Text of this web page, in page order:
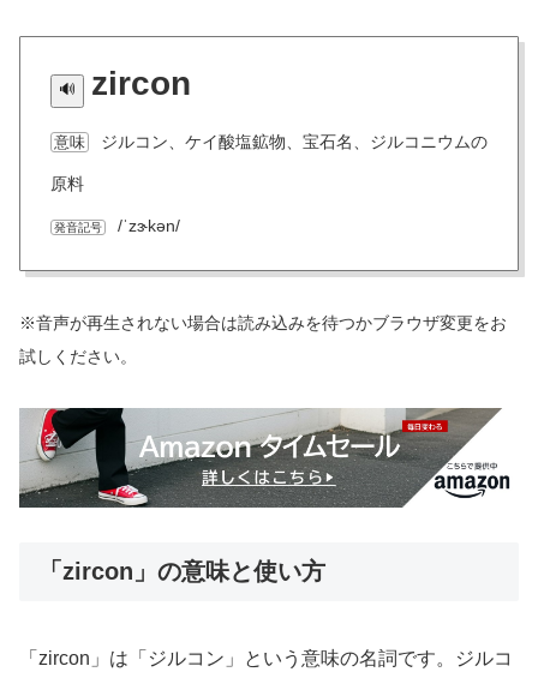
zircon
意味 ジルコン、ケイ酸塩鉱物、宝石名、ジルコニウムの
原料
発音記号 /ˈzɝkən/
※音声が再生されない場合は読み込みを待つかブラウザ変更をお
試しください。
「zircon」の意味と使い方
「zircon」は「ジルコン」という意味の名詞です。ジルコ